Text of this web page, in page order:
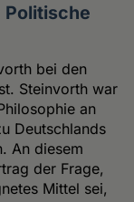
Politische
bei den
Steinvorth war
an
Deutschlands
An diesem
der Frage,
Mittel sei,